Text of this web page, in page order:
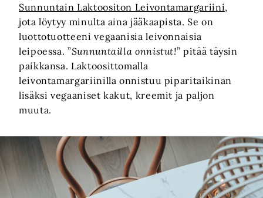
Sunnuntain Laktoositon Leivontamargariini,
jota löytyy minulta aina jääkaapista. Se on
luottotuotteeni vegaanisia leivonnaisia
leipoessa. ”Sunnuntailla onnistut!” pitää täysin
paikkansa. Laktoosittomalla
leivontamargariinilla onnistuu piparitaikinan
lisäksi vegaaniset kakut, kreemit ja paljon
muuta.